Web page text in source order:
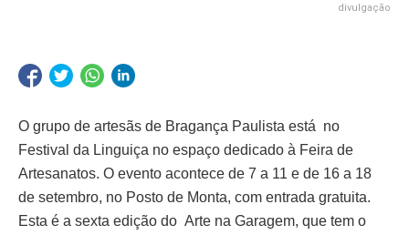
divulgação
O grupo de artesãs de Bragança Paulista está no
Festival da Linguiça no espaço dedicado à Feira de
Artesanatos. O evento acontece de 7 a 11 e de 16 a 18
de setembro, no Posto de Monta, com entrada gratuita.
Esta é a sexta edição do Arte na Garagem, que tem o